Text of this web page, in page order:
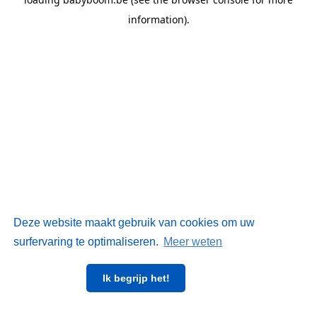
Deze website maakt gebruik van cookies om uw
surfervaring te optimaliseren. Meer weten
Ik begrijp het!
information).